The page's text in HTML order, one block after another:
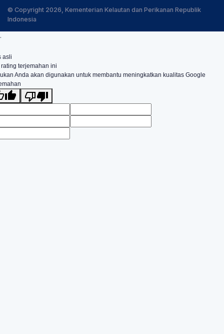
© Copyright 2026, Kementerian Kelautan dan Perikanan Republik
Indonesia
.
asli
terjemahan ini
Anda akan digunakan untuk membantu meningkatkan kualitas Google